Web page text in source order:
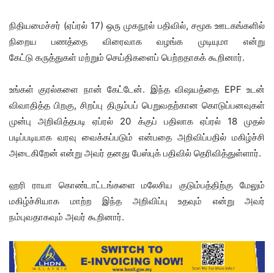
நிதியமைச்சர் (ஏப்ரல் 17) ஒரு முகநூல் பதிவில், சமூக ஊடகங்களில்
நிறைய பணத்தை விரைவாக வழங்க முடியுமா என்று
கேட்டு கருத்துகள் மற்றும் செய்திகளைப் பெற்றதாகக் கூறினார்.
உங்கள் குரல்களை நான் கேட்டேன். இந்த விஷயத்தை EPF உடன்
விவாதித்த பிறகு, சிறப்பு திரும்பப் பெறுவதற்கான கொடுப்பனவுகள்
முன்பு அறிவித்தபடி ஏப்ரல் 20 க்குப் பதிலாக ஏப்ரல் 18 முதல்
படிப்படியாக வரவு வைக்கப்படும் என்பதை அறிவிப்பதில் மகிழ்ச்சி
அடைகிறேன் என்று அவர் தனது பேஸ்புக் பதிவில் தெரிவித்துள்ளார்.
ஹரி ராயா கொண்டாட்டங்களை மலேசிய குடும்பத்திற்கு மேலும்
மகிழ்ச்சியாக மாற்ற இந்த அறிவிப்பு உதவும் என்று அவர்
நம்புவதாகவும் அவர் கூறினார்.